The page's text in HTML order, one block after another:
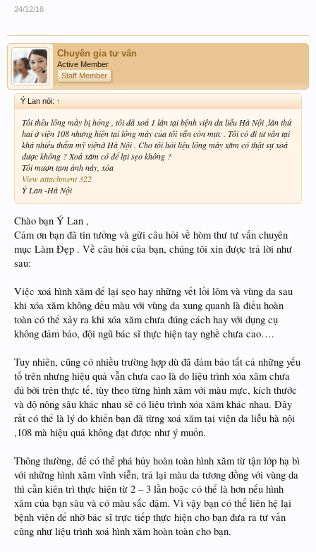
24/12/16
Chuyên gia tư vấn
Active Member
Staff Member
Ý Lan nói: ↑
Tôi thêu lông mày bị hỏng , tôi đã xoá 1 lần tại bệnh viện da liễu Hà Nội ,lần thứ
hai ở viện 108 nhưng hiện tại lông mày của tôi vẫn còn mực . Tôi có đi tư vấn tại
khá nhiều thẩm mỹ việnở Hà Nội . Cho tôi hỏi liệu lông mày xăm có thật sự xoá
được không ? Xoá xăm có để lại sẹo không ?
Tôi mượn tạm ảnh này, xóa
View attachment 322
Ý Lan -Hà Nội
Chào bạn Ý Lan ,
Cảm ơn bạn đã tin tưởng và gửi câu hỏi về hòm thư tư vấn chuyên
mục Làm Đẹp . Về câu hỏi của bạn, chúng tôi xin được trả lời như
sau:
Việc xoá hình xăm để lại sẹo hay những vết lồi lõm và vùng da sau
khi xóa xăm không đều màu với vùng da xung quanh là điều hoàn
toàn có thể xảy ra khi xóa xăm chưa đúng cách hay với dụng cụ
không đảm bảo, đội ngũ bác sĩ thực hiện tay nghề chưa cao….
Tuy nhiên, cũng có nhiều trường hợp dù đã đảm bảo tất cả những yếu
tố trên nhưng hiệu quả vẫn chưa cao là do liệu trình xóa xăm chưa
đủ bởi trên thực tế, tùy theo từng hình xăm với màu mực, kích thước
và độ nông sâu khác nhau sẽ có liệu trình xóa xăm khác nhau. Đây
rất có thể là lý do khiến bạn đã từng xoá xăm tại viện da liễu hà nội
,108 mà hiệu quả không đạt được như ý muốn.
Thông thường, để có thể phá hủy hoàn toàn hình xăm từ tận lớp hạ bì
với những hình xăm vĩnh viễn, trả lại màu da tương đồng với vùng da
thì cần kiên trì thực hiện từ 2 – 3 lần hoặc có thể là hơn nếu hình
xăm của bạn sâu và có màu sắc đậm. Vì vậy bạn có thể liên hệ lại
bệnh viện để nhờ bác sĩ trực tiếp thực hiện cho bạn đưa ra tư vấn
cũng như liệu trình xoá hình xăm hoàn toàn cho bạn.